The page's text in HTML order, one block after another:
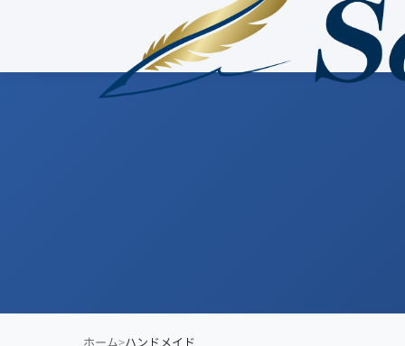
ホーム ハンドメイド